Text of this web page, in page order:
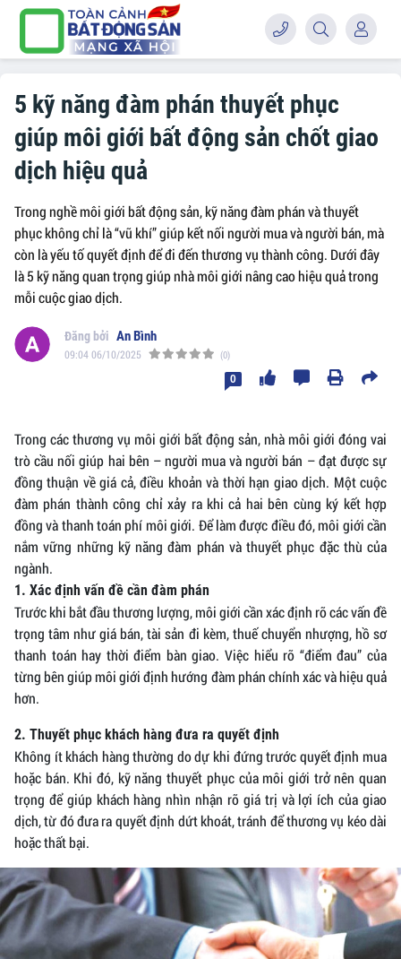
5 kỹ năng đàm phán thuyết phục
giúp môi giới bất động sản chốt giao
dịch hiệu quả
Trong nghề môi giới bất động sản, kỹ năng đàm phán và thuyết
phục không chỉ là “vũ khí” giúp kết nối người mua và người bán, mà
còn là yếu tố quyết định để đi đến thương vụ thành công. Dưới đây
là 5 kỹ năng quan trọng giúp nhà môi giới nâng cao hiệu quả trong
mỗi cuộc giao dịch.
An Bình
09:04 06/10/2025 (0)
0
Trong các thương vụ môi giới bất động sản, nhà môi giới đóng vai
trò cầu nối giúp hai bên – người mua và người bán – đạt được sự
đồng thuận về giá cả, điều khoản và thời hạn giao dịch. Một cuộc
đàm phán thành công chỉ xảy ra khi cả hai bên cùng ký kết hợp
đồng và thanh toán phí môi giới. Để làm được điều đó, môi giới cần
nắm vững những kỹ năng đàm phán và thuyết phục đặc thù của
ngành.
1. Xác định vấn đề cần đàm phán
Trước khi bắt đầu thương lượng, môi giới cần xác định rõ các vấn đề
trọng tâm như giá bán, tài sản đi kèm, thuế chuyển nhượng, hồ sơ
thanh toán hay thời điểm bàn giao. Việc hiểu rõ “điểm đau” của
từng bên giúp môi giới định hướng đàm phán chính xác và hiệu quả
hơn.
2. Thuyết phục khách hàng đưa ra quyết định
Không ít khách hàng thường do dự khi đứng trước quyết định mua
hoặc bán. Khi đó, kỹ năng thuyết phục của môi giới trở nên quan
trọng để giúp khách hàng nhìn nhận rõ giá trị và lợi ích của giao
dịch, từ đó đưa ra quyết định dứt khoát, tránh để thương vụ kéo dài
hoặc thất bại.